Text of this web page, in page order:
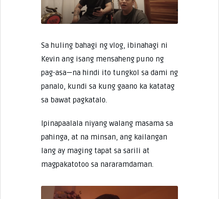
Sa huling bahagi ng vlog, ibinahagi ni
Kevin ang isang mensaheng puno ng
pag-asa—na hindi ito tungkol sa dami ng
panalo, kundi sa kung gaano ka katatag
sa bawat pagkatalo.
Ipinapaalala niyang walang masama sa
pahinga, at na minsan, ang kailangan
lang ay maging tapat sa sarili at
magpakatotoo sa nararamdaman.